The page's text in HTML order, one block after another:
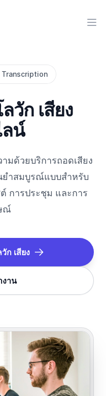
วัก เสียง
น์
ามด้วยบริการถอดเสียง
ยำสมบูรณ์แบบสำหรับ
การประชุม และการ
ณ์
วัก เสียง
งาน